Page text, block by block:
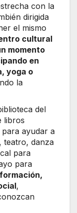
con la
dirigida
el mismo
cultural
momento
en
yoga o
la
del
libros
ayudar a
teatro, danza
para
para
,